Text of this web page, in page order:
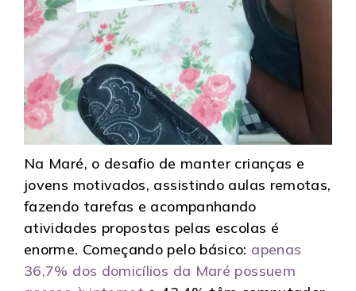
Na Maré, o desafio de manter crianças e
jovens motivados, assistindo aulas remotas,
fazendo tarefas e acompanhando
atividades propostas pelas escolas é
enorme. Começando pelo básico: apenas
36,7% dos domicílios da Maré possuem